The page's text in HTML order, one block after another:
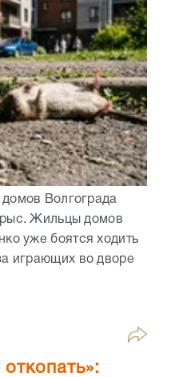
Волгограда
Жильцы домов
уже боятся ходить
играющих во дворе